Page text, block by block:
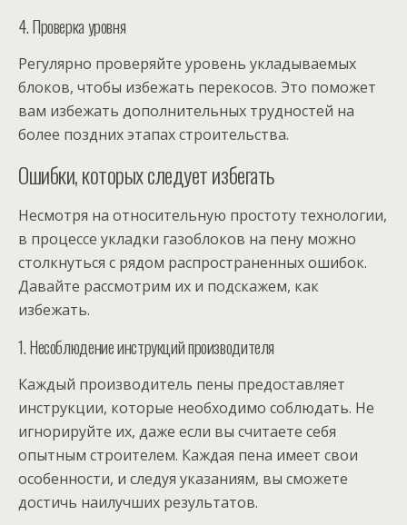
4. Проверка уровня
Регулярно проверяйте уровень укладываемых
блоков, чтобы избежать перекосов. Это поможет
вам избежать дополнительных трудностей на
более поздних этапах строительства.
Ошибки, которых следует избегать
Несмотря на относительную простоту технологии,
в процессе укладки газоблоков на пену можно
столкнуться с рядом распространенных ошибок.
Давайте рассмотрим их и подскажем, как
избежать.
1. Несоблюдение инструкций производителя
Каждый производитель пены предоставляет
инструкции, которые необходимо соблюдать. Не
игнорируйте их, даже если вы считаете себя
опытным строителем. Каждая пена имеет свои
особенности, и следуя указаниям, вы сможете
достичь наилучших результатов.